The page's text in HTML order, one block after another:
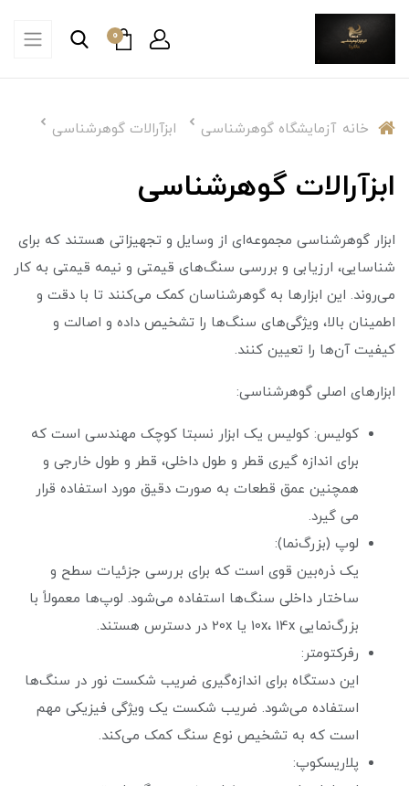
0
خانه آزمایشگاه گوهرشناسی ابزآرالات گوهرشناسی
ابزآرالات گوهرشناسی
ابزار گوهرشناسی مجموعه‌ای از وسایل و تجهیزاتی هستند که برای
شناسایی، ارزیابی و بررسی سنگ‌های قیمتی و نیمه قیمتی به کار
می‌روند. این ابزارها به گوهرشناسان کمک می‌کنند تا با دقت و
اطمینان بالا، ویژگی‌های سنگ‌ها را تشخیص داده و اصالت و
کیفیت آن‌ها را تعیین کنند.
ابزارهای اصلی گوهرشناسی:
کولیس: کولیس یک ابزار نسبتا کوچک مهندسی است که
برای اندازه گیری قطر و طول داخلی، قطر و طول خارجی و
همچنین عمق قطعات به صورت دقیق مورد استفاده قرار
می گیرد.
لوپ (بزرگ‌نما):
یک ذره‌بین قوی است که برای بررسی جزئیات سطح و
ساختار داخلی سنگ‌ها استفاده می‌شود. لوپ‌ها معمولاً با
بزرگ‌نمایی 10x، 14x یا 20x در دسترس هستند.
رفرکتومتر:
این دستگاه برای اندازه‌گیری ضریب شکست نور در سنگ‌ها
استفاده می‌شود. ضریب شکست یک ویژگی فیزیکی مهم
است که به تشخیص نوع سنگ کمک می‌کند.
پلاریسکوپ: